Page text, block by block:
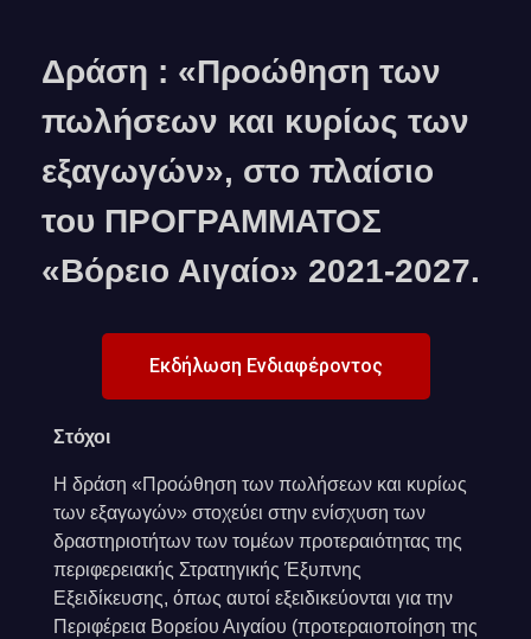
Δράση : «Προώθηση των
πωλήσεων και κυρίως των
εξαγωγών», στο πλαίσιο
του ΠΡΟΓΡΑΜΜΑΤΟΣ
«Βόρειο Αιγαίο» 2021-2027.
Εκδήλωση Ενδιαφέροντος
Στόχοι
Η δράση «Προώθηση των πωλήσεων και κυρίως
των εξαγωγών» στοχεύει στην ενίσχυση των
δραστηριοτήτων των τομέων προτεραιότητας της
περιφερειακής Στρατηγικής Έξυπνης
Εξειδίκευσης, όπως αυτοί εξειδικεύονται για την
Περιφέρεια Βορείου Αιγαίου (προτεραιοποίηση της